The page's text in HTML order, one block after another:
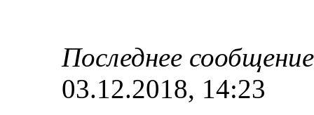
Последнее
03.12.2018, 14:23